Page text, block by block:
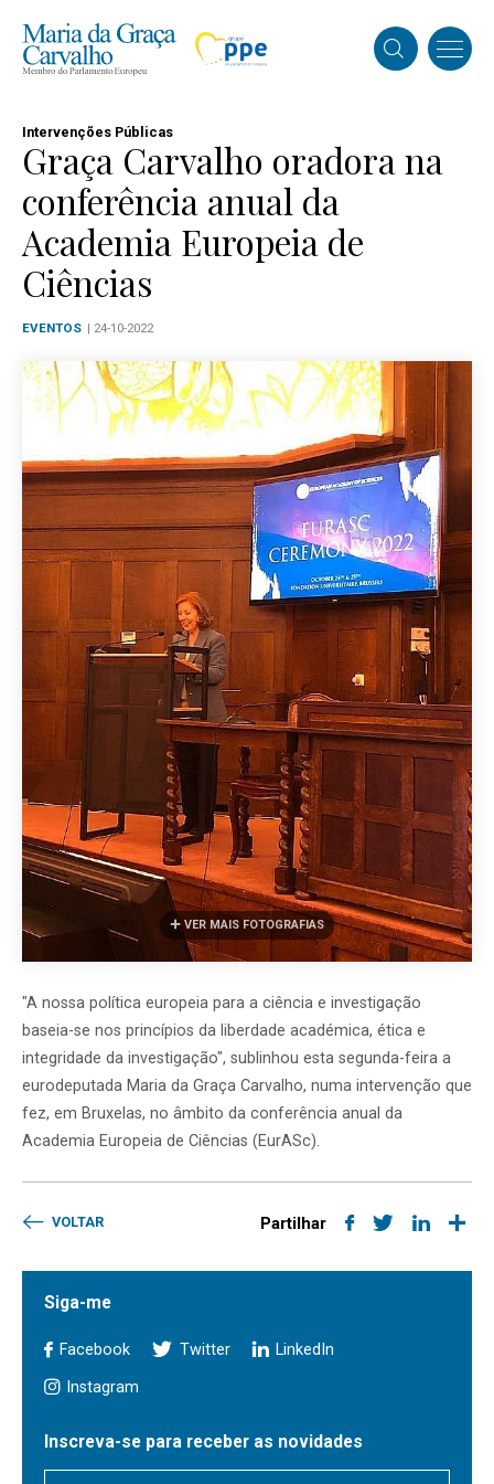
Intervenções Públicas
Graça Carvalho oradora na
conferência anual da
Academia Europeia de
Ciências
EVENTOS | 24-10-2022
VER MAIS FOTOGRAFIAS
"A nossa política europeia para a ciência e investigação
baseia-se nos princípios da liberdade académica, ética e
integridade da investigação", sublinhou esta segunda-feira a
eurodeputada Maria da Graça Carvalho, numa intervenção que
fez, em Bruxelas, no âmbito da conferência anual da
Academia Europeia de Ciências (EurASc).
VOLTAR Partilhar
Siga-me
Facebook Twitter LinkedIn
Instagram
Inscreva-se para receber as novidades